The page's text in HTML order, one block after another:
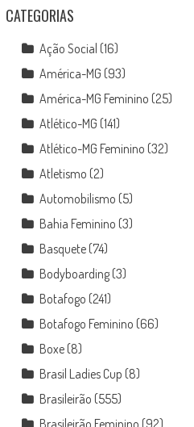
CATEGORIAS
Ação Social (16)
América-MG (93)
América-MG Feminino (25)
Atlético-MG (141)
Atlético-MG Feminino (32)
Atletismo (2)
Automobilismo (5)
Bahia Feminino (3)
Basquete(74)
Bodyboarding(3)
Botafogo (241)
Botafogo Feminino (66)
Boxe(8)
Brasil Ladies Cup (8)
Brasileirão (555)
Brasileirão Feminino (92)